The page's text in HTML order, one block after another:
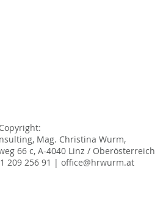
Mag. Christina Wurm,
66 c, A-4040 Linz / Oberösterreich
209 256 91 | office@hrwurm.at